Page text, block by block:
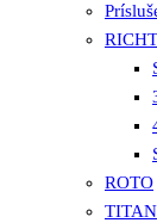
ROTO
TITAN